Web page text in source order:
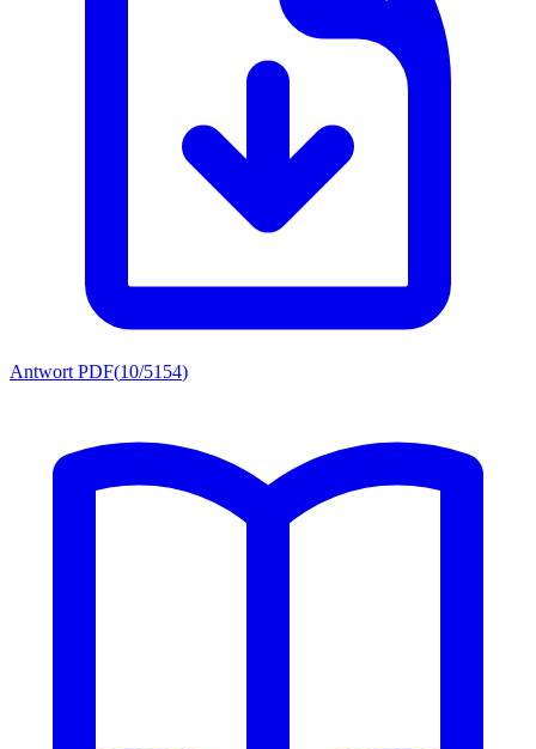
Antwort PDF(10/5154)